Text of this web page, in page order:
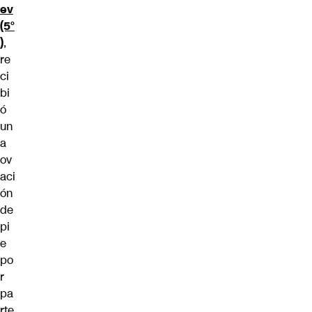
ev
(5°
),
re
ci
bi
ó
un
a
ov
aci
ón
de
pi
e
po
r
pa